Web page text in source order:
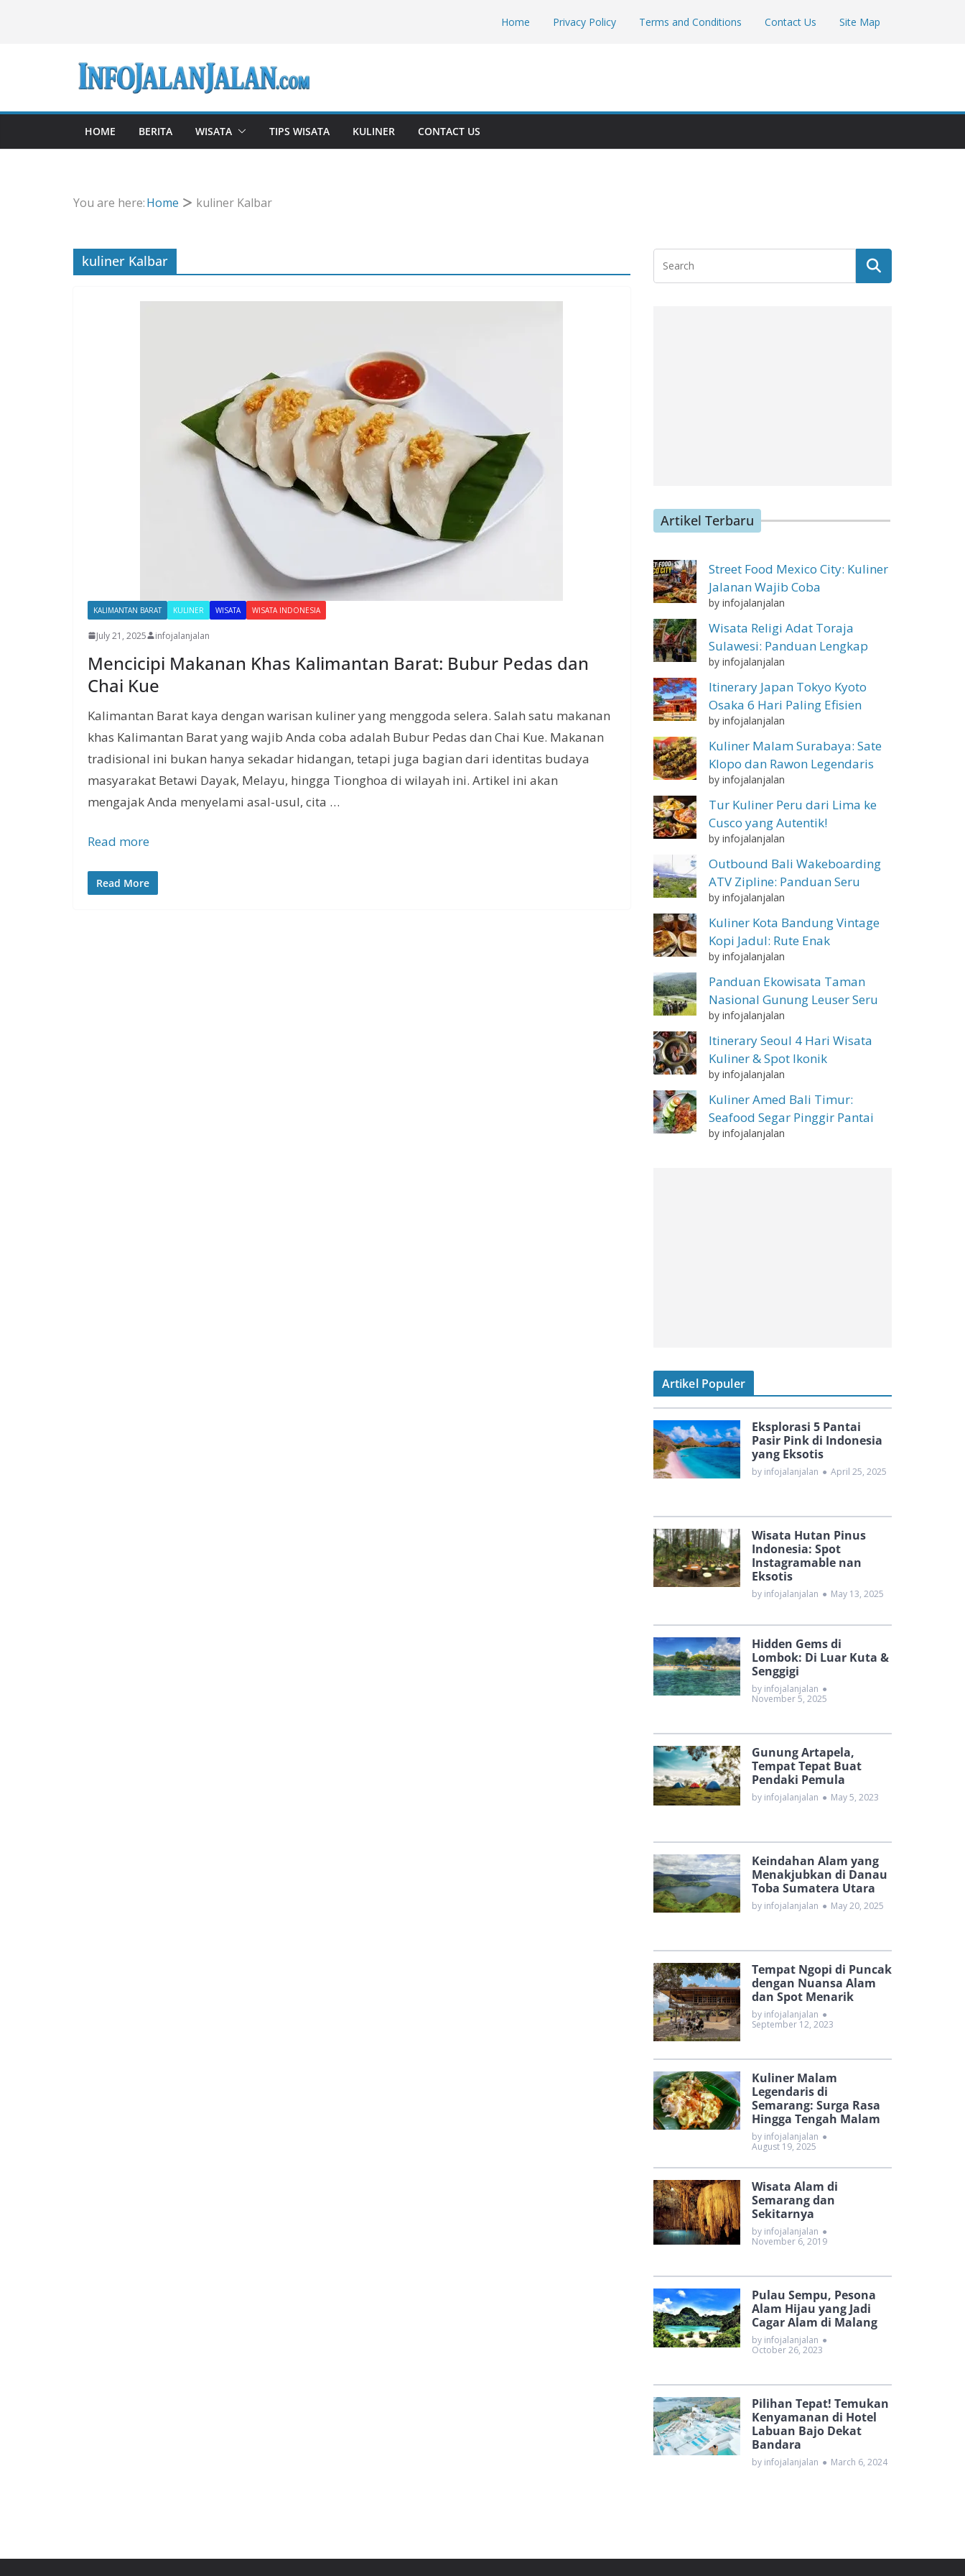
Home Privacy Policy Terms and Conditions Contact Us Site Map
HOME BERITA WISATA TIPS WISATA KULINER CONTACT US
You are here:Home kuliner Kalbar
kuliner Kalbar
KALIMANTAN BARAT KULINER WISATA WISATA INDONESIA
July 21, 2025 infojalanjalan
Mencicipi Makanan Khas Kalimantan Barat: Bubur Pedas dan
Chai Kue
Kalimantan Barat kaya dengan warisan kuliner yang menggoda selera. Salah satu makanan
khas Kalimantan Barat yang wajib Anda coba adalah Bubur Pedas dan Chai Kue. Makanan
tradisional ini bukan hanya sekadar hidangan, tetapi juga bagian dari identitas budaya
masyarakat Betawi Dayak, Melayu, hingga Tionghoa di wilayah ini. Artikel ini akan
mengajak Anda menyelami asal-usul, cita …
Read more
Read More
Artikel Terbaru
Street Food Mexico City: Kuliner
Jalanan Wajib Coba
by infojalanjalan
Wisata Religi Adat Toraja
Sulawesi: Panduan Lengkap
by infojalanjalan
Itinerary Japan Tokyo Kyoto
Osaka 6 Hari Paling Efisien
by infojalanjalan
Kuliner Malam Surabaya: Sate
Klopo dan Rawon Legendaris
by infojalanjalan
Tur Kuliner Peru dari Lima ke
Cusco yang Autentik!
by infojalanjalan
Outbound Bali Wakeboarding
ATV Zipline: Panduan Seru
by infojalanjalan
Kuliner Kota Bandung Vintage
Kopi Jadul: Rute Enak
by infojalanjalan
Panduan Ekowisata Taman
Nasional Gunung Leuser Seru
by infojalanjalan
Itinerary Seoul 4 Hari Wisata
Kuliner & Spot Ikonik
by infojalanjalan
Kuliner Amed Bali Timur:
Seafood Segar Pinggir Pantai
by infojalanjalan
Artikel Populer
Eksplorasi 5 Pantai
Pasir Pink di Indonesia
yang Eksotis
by infojalanjalan ● April 25, 2025
Wisata Hutan Pinus
Indonesia: Spot
Instagramable nan
Eksotis
by infojalanjalan ● May 13, 2025
Hidden Gems di
Lombok: Di Luar Kuta &
Senggigi
by infojalanjalan ●
November 5, 2025
Gunung Artapela,
Tempat Tepat Buat
Pendaki Pemula
by infojalanjalan ● May 5, 2023
Keindahan Alam yang
Menakjubkan di Danau
Toba Sumatera Utara
by infojalanjalan ● May 20, 2025
Tempat Ngopi di Puncak
dengan Nuansa Alam
dan Spot Menarik
by infojalanjalan ●
September 12, 2023
Kuliner Malam
Legendaris di
Semarang: Surga Rasa
Hingga Tengah Malam
by infojalanjalan ●
August 19, 2025
Wisata Alam di
Semarang dan
Sekitarnya
by infojalanjalan ●
November 6, 2019
Pulau Sempu, Pesona
Alam Hijau yang Jadi
Cagar Alam di Malang
by infojalanjalan ●
October 26, 2023
Pilihan Tepat! Temukan
Kenyamanan di Hotel
Labuan Bajo Dekat
Bandara
by infojalanjalan ● March 6, 2024